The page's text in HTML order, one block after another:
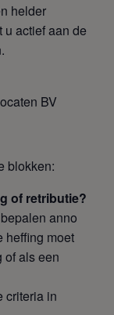
helder
actief aan de
BV
blokken:
of retributie?
anno
heffing moet
of als een
criteria in